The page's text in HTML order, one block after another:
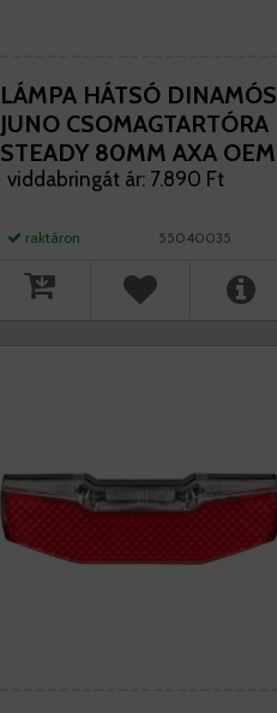
LÁMPA HÁTSÓ DINAMÓS
JUNO CSOMAGTARTÓRA
STEADY 80MM AXA OEM
viddabringát ár: 7.890 Ft
raktáron 55040035